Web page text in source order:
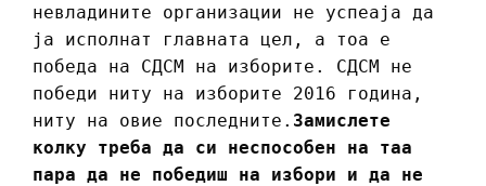
невладините организации не успеаја да
ја исполнат главната цел, а тоа е
победа на СДСМ на изборите. СДСМ не
победи ниту на изборите 2016 година,
ниту на овие последните. Замислете
колку треба да си неспособен на таа
пара да не победиш на избори и да не